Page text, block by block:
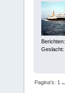
Geslacht:
Pagina's: 1